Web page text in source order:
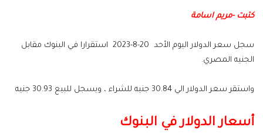
كتبت -مريم اسامة
سجل سعر الدولار اليوم الأحد 20-8-2023 استقرارا في البنوك مقابل
الجنيه المصري.
واستقر سعر الدولار الي 30.84 جنيه للشراء ، ويسجل للبيع 30.93 جنيه
أسعار الدولار في البنوك